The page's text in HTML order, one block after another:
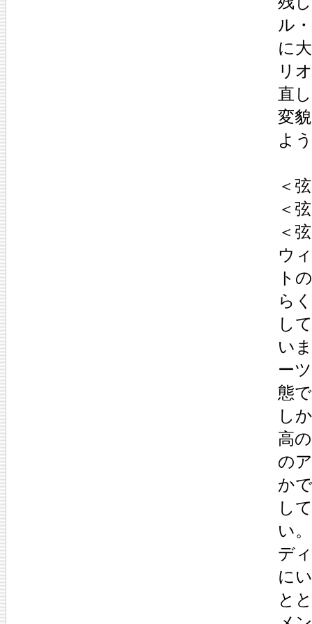
ル
に
リ
直
変
よ
＜
＜
＜
ウ
ト
ら
し
い
ー
態
し
高
の
か
し
い
デ
に
と